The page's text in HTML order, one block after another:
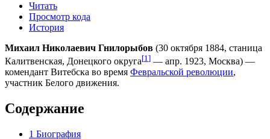
Читать
Просмотр кода
История
Михаил Николаевич Гнилорыбов (30 октября 1884, станица
Калитвенская, Донецкого округа[1] — апр. 1923, Москва) —
комендант Витебска во время Февральской революции,
участник Белого движения.
Содержание
1 Биография